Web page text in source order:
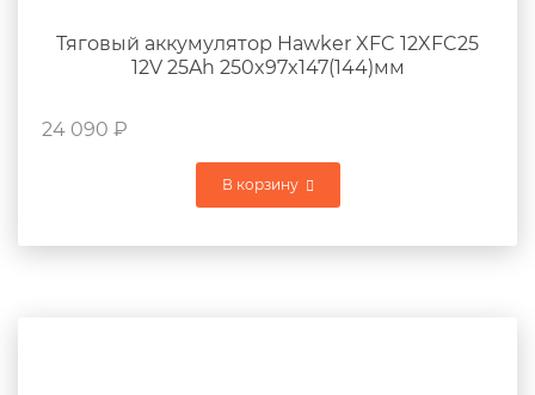
Тяговый аккумулятор Hawker XFC 12XFC25
12V 25Ah 250x97x147(144)мм
24 090 ₽
В корзину